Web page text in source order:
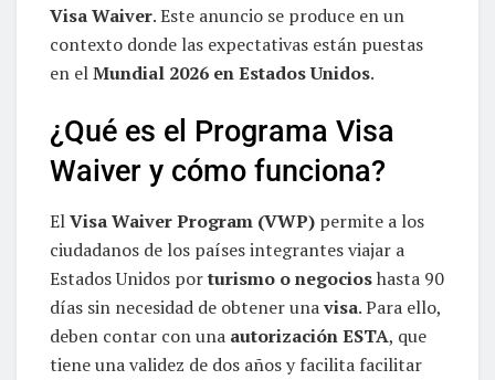
Visa Waiver. Este anuncio se produce en un
contexto donde las expectativas están puestas
en elMundial 2026 en Estados Unidos.
¿Qué es el Programa Visa
Waiver y cómo funciona?
ElVisa Waiver Program (VWP) permite a los
ciudadanos de los países integrantes viajar a
Estados Unidos porturismo o negocioshasta 90
días sin necesidad de obtener unavisa. Para ello,
deben contar con una autorización ESTA, que
tiene una validez de dos años y facilita facilitar